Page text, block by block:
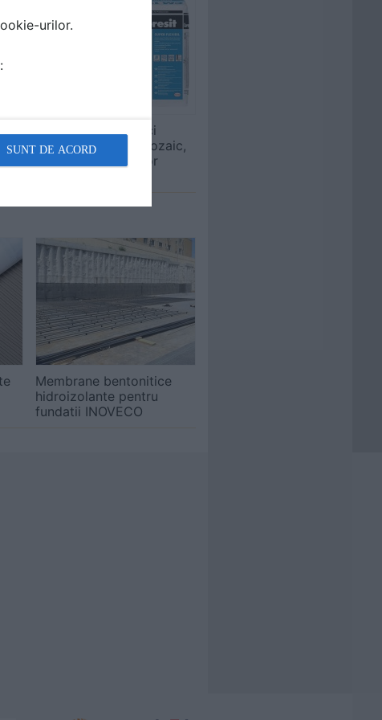
Adezivi pentru placi
gresie, faianta si mozaic,
la interior si exterior
Membrane bentonitice
hidroizolante pentru
fundatii INOVECO
urilor.
SUNT DE ACORD